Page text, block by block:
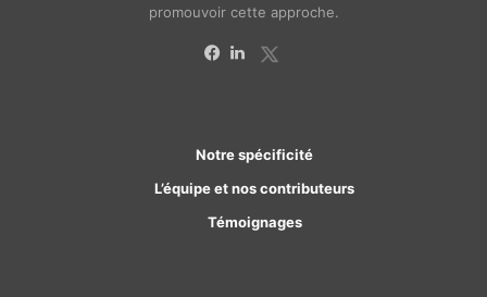
promouvoir cette approche.
Notre spécificité
L’équipe et nos contributeurs
Témoignages